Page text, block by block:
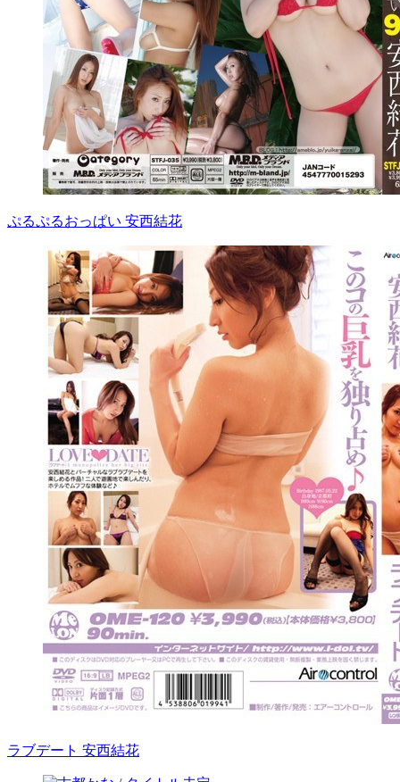
ぷるぷるおっぱい 安西結花
ラブデート 安西結花